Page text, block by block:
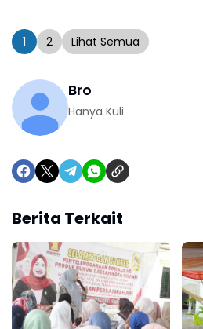
1 2 Lihat Semua
Bro
Hanya Kuli
Berita Terkait